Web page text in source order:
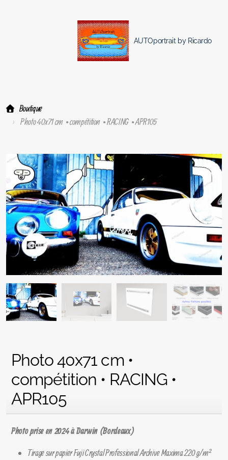
AUTOportrait by Ricardo
Boutique
Photo 40x71 cm • compétition • RACING • APR105
Photo 40x71 cm •
compétition • RACING •
APR105
Photo prise en 2024 à Darwin (Bordeaux)
Tirage sur papier Fuji Crystal Professional Archive Maxima 220 g/m²